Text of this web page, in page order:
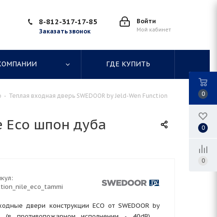
Войти
Мой кабинет
8-812-317-17-85
Заказать звонок
ГДЕ КУПИТЬ
- Теплая входная дверь SWEDOOR by Jeld-Wen Function
Eco шпон дуба
двери конструкции ECO от SWEDOOR by
0
0
0